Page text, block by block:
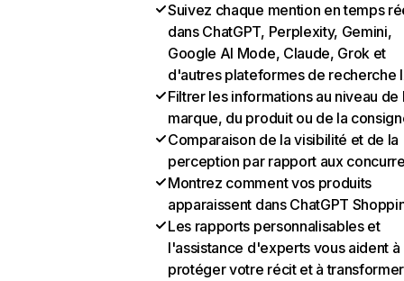
Suivez chaque mention en temps
dans ChatGPT, Perplexity, Gemini,
Google AI Mode, Claude, Grok et
d'autres plateformes de recherche
Filtrer les informations au niveau de
marque, du produit ou de la
Comparaison de la visibilité et de la
perception par rapport aux
Montrez comment vos produits
apparaissent dans ChatGPT
Les rapports personnalisables et
l'assistance d'experts vous aident à
protéger votre récit et à